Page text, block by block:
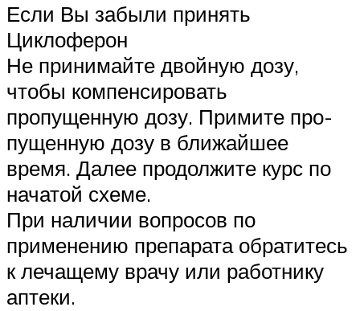
Если Вы забыли принять
Циклоферон
Не принимайте двойную дозу,
чтобы компенсировать
пропущенную дозу. Примите про-
пущенную дозу в ближайшее
время. Далее продолжите курс по
начатой схеме.
При наличии вопросов по
применению препарата обратитесь
к лечащему врачу или работнику
аптеки.